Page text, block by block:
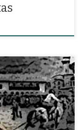
la sombra del dios